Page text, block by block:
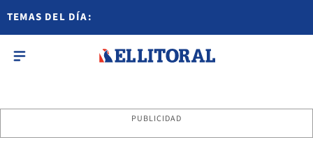
TEMAS DEL DÍA:
PUBLICIDAD